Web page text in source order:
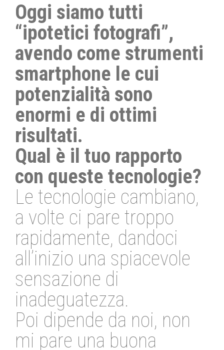
Oggi siamo tutti
“ipotetici fotografi”,
avendo come strumenti
smartphone le cui
potenzialità sono
enormi e di ottimi
risultati.
Qual è il tuo rapporto
con queste tecnologie?
Le tecnologie cambiano,
a volte ci pare troppo
rapidamente, dandoci
all’inizio una spiacevole
sensazione di
inadeguatezza.
Poi dipende da noi, non
mi pare una buona